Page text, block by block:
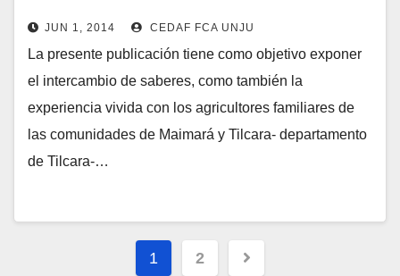
MERMELADAS
JUN 1, 2014 CEDAF FCA UNJU
La presente publicación tiene como objetivo exponer
el intercambio de saberes, como también la
experiencia vivida con los agricultores familiares de
las comunidades de Maimará y Tilcara- departamento
de Tilcara-…
Paginación
1 2